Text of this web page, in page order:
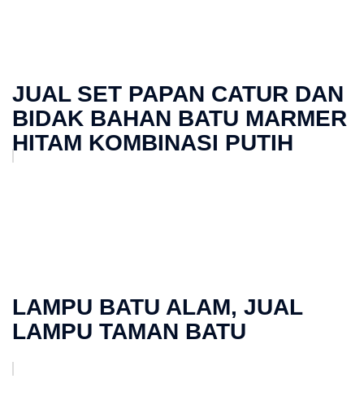
JUAL SET PAPAN CATUR DAN
BIDAK BAHAN BATU MARMER
HITAM KOMBINASI PUTIH
LAMPU BATU ALAM, JUAL
LAMPU TAMAN BATU